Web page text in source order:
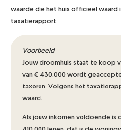
waarde die het huis officieel waard
taxatierapport.
Voorbeeld
Jouw droomhuis staat te koop
van € 430.000 wordt
taxeren. Volgens het
waard.
Als jouw inkomen voldoende is
410.000 lenen, dat is de